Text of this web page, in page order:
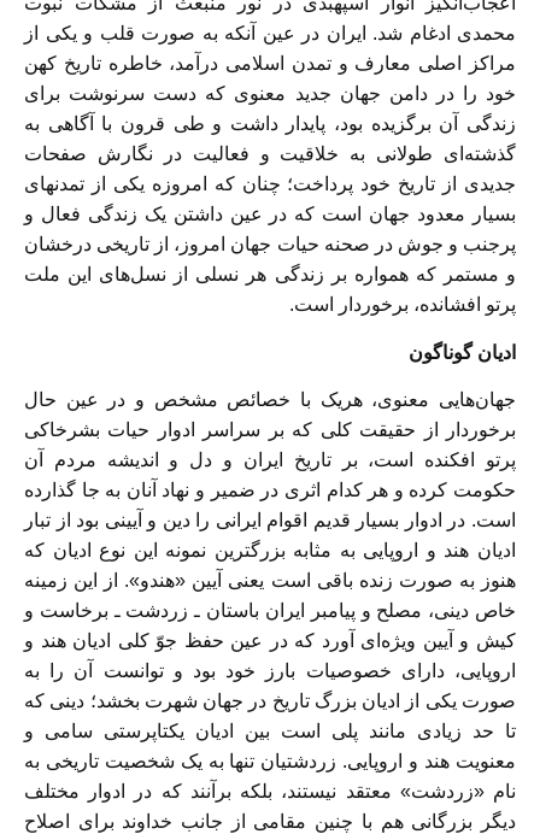
محمدى ادغام شد. ايران در عين آنكه به صورت قلب و يكى از
مراكز اصلى معارف و تمدن اسلامى درآمد، خاطره تاريخ كهن
خود را در دامن جهان جديد معنوی ‏كه دست سرنوشت براى
زندگى آن برگزيده بود، پايدار داشت و طى قرون با آگاهى به
گذشته‌اى طولانى به خلاقيت و فعاليت در نگارش صفحات
جديدى از تاريخ خود پرداخت؛ چنان كه امروزه يكى از تمدنهاى
بسيار معدود جهان است كه در عين داشتن يک زندگى فعال و
پرجنب و جوش در صحنه حيات جهان امروز، از تاريخى درخشان
و مستمر كه همواره بر زندگى هر نسلى از نسل‌هاى اين ملت
پرتو افشانده، برخوردار است.
اديان گوناگون
جهان‌هايى معنوى، هريک با خصائص مشخص و در عين حال
برخوردار از حقيقت كلی ‏كه بر سراسر ادوار حيات بشرخاكى
پرتو افكنده است، بر تاريخ ايران و دل و انديشه مردم آن
حكومت كرده و هر كدام اثرى در ضمير و نهاد آنان به جا گذارده
است. در ادوار بسيار قديم اقوام ايرانى را دين و آيينى بود از تبار
اديان هند و اروپايى به مثابه بزرگترين نمونه اين نوع اديان كه
هنوز به صورت زنده باقى است يعنى آيين «هندو». از اين زمينه
خاص دينى، مصلح و پيامبر ايران باستان ـ زردشت ـ برخاست و
كيش و آيين ويژه‌اى آورد كه در عين حفظ جوّ كلى اديان هند و
اروپايى، داراى خصوصيات بارز خود بود و توانست آن را به
صورت يكى از اديان بزرگ تاريخ در جهان شهرت بخشد؛ دينى كه
تا حد زيادى مانند پلى است بين اديان يكتاپرستى سامى و
معنويت هند و اروپايى. زردشتيان تنها به يک شخصيت تاريخى به
نام «زردشت» معتقد نيستند، بلكه برآنند كه در ادوار مختلف
ديگر بزرگانى هم با چنين مقامى از جانب خداوند براى اصلاح